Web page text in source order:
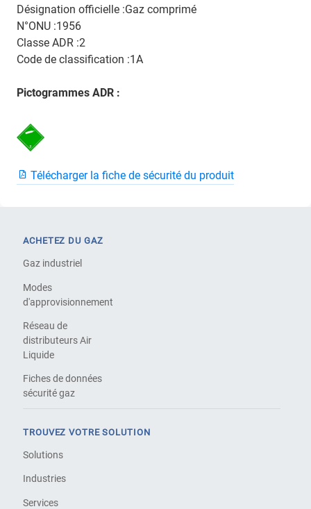
Désignation officielle :Gaz comprimé
N°ONU :1956
Classe ADR :2
Code de classification :1A
Pictogrammes ADR :
Télécharger la fiche de sécurité du produit
ACHETEZ DU GAZ
Gaz industriel
Modes
d'approvisionnement
Réseau de
distributeurs Air
Liquide
Fiches de données
sécurité gaz
TROUVEZ VOTRE SOLUTION
Solutions
Industries
Services